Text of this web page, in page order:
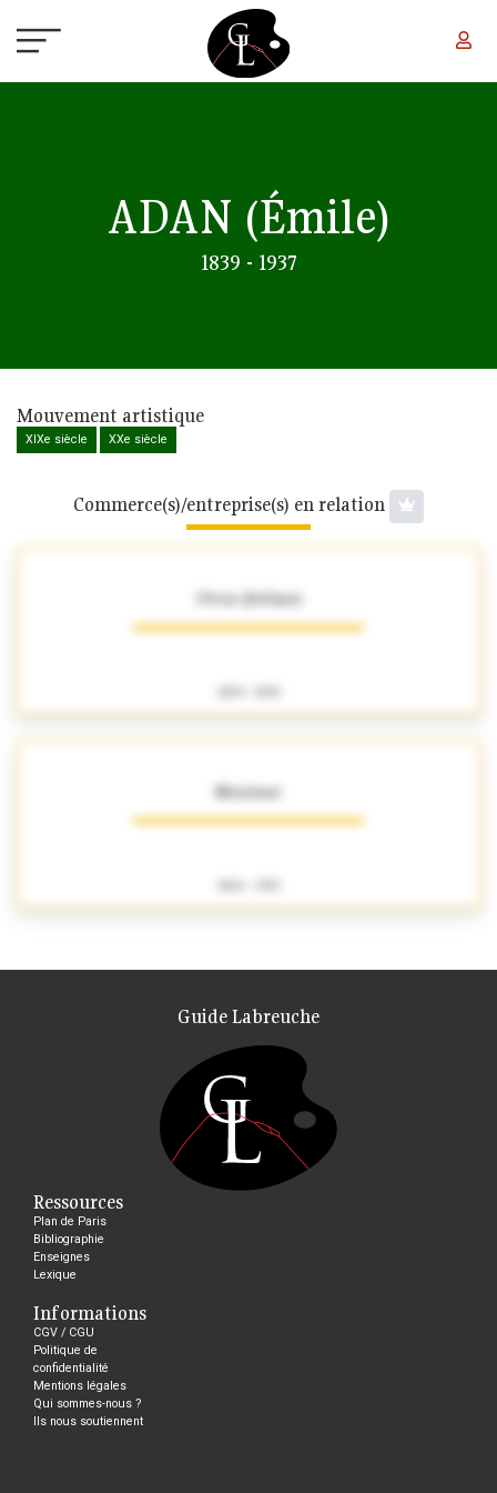
ADAN (Émile)
1839 - 1937
Mouvement artistique
XIXe siècle XXe siècle
Commerce(s)/entreprise(s) en relation
Ottoz (Jérôme)
Moirinat
Guide Labreuche
Ressources
Plan de Paris
Bibliographie
Enseignes
Lexique
Informations
CGV / CGU
Politique de
confidentialité
Mentions légales
Qui sommes-nous ?
Ils nous soutiennent